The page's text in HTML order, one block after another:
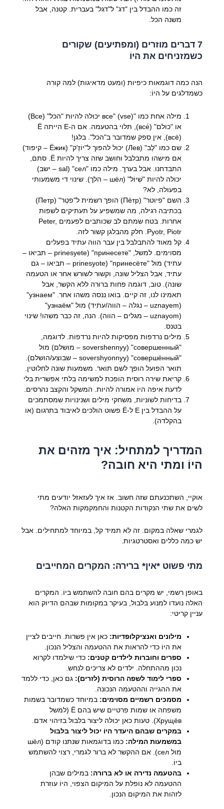
זה כמו ההבדל בין "דג" ל"דגל" בעברית. קטנה, אבל
משנה הכל.
7 דברים מוזרים (ומפתיעים) שקורים
כשמזניחים את היוֹ
הנה כמה דוגמאות כיפיות (ומעט מדאיגות) למה קורה
כשמדלגים על היוֹ:
מילה אחת כמו "все" (vse) יכולה להיות "הכל" (Все)
או "כולם" (все́), תלוי בהטעמה. אם ה-E הייתה Ё
(всё), אין ספק שמדובר ב"הכל". בלגן!
שם כמו "לֶב" (Лев) יכול להפוך ל"יוֹזֶ'ק" (Ёжик – קיפוד)
אם מישהו מתבלבל וחושב שזה צריך להיות Ё. סתם,
התבדחנו. אבל בערך. מילה כמו "сел" (sal – ישב)
יכולה להיות "שְׁיוֹל" (шёл – הלך). שינוי די משמעותי
בפעולה, לא?
השם "פיוטר" (Пётр) הופך רשמית ל"פטְר" (Петр)
בכתיבה רגילה, מה שמשפיע על תעתיקים לשפות
אחרות. בטח שמתם לב שכותבים לפעמים Peter,
Pyotr, Piotr. חלק מהבלגן קשור לזה.
קל מאוד להתבלבל בין עבר הווה עתיד בפעלים
מסוימים. למשל, "принесете" (prinesyete – תביאו –
עתיד) מול "принесёте" (prinesyote – תביאו – גם
עתיד, אבל הצליל שונה, וקשור לשורש אחר או הטעמה
שונה). טוב, דוגמה פחות ברורה ללא הקשר, אבל
תאמינו לנו, זה קיים. בואו ננסה משהו אחר. "узнаем"
(uznayem – נגלה – הווה/עתיד) מול "узнаём"
(uznayom – מגלים – הווה). הנה, זה כבר משהו! שינוי
בטנס.
מילים נרדפות מפסיקות להיות נרדפות. לדוגמה,
"совершенный" (sovershennyy – מושלם) מול
"совершённый" (sovershyonnyy – שבוצע/הושלם).
תואר הפועל הופך לשם תואר. משמעות שונה לחלוטין.
קריאת שירה רוסית הופכת למשימה בלתי אפשרית בלי
לדעת איפה היוֹ אמורה להיות. המשקל והקצב נהרסים.
בדיחות לשוניות, משחקי מילים ושנינויות שמסתמכים
על ההבדל בין Е ל-Ё פשוט הולכים לאיבוד בתרגום (או
בהקלדה).
המדריך למתחיל: איך מזהים את
היוֹ ומתי היא חובה?
אוקיי, השתכנעתם שזה חשוב. אז איך לעזאזל יודעים מתי
לשים את שתי הנקודות הקטנות והחמקמקות האלה?
לגמרי שאלה במקום. זה לא תמיד קל, במיוחד למתחילים. אבל
יש כמה כללים ואסטרטגיות.
מתי פשוט *אין* ברירה: המקרים המחייבים
באופן רשמי, יש מקרים בהם חובה להשתמש ביוֹ. המקרים
האלה נועדו למנוע בלבול, בעיקר במקומות שבהם הדיוק הוא
עניין קריטי:
מילונים ואנציקלופדיות: כאן אין פשרות. חייבים לציין
את היוֹ כדי להראות את ההטעמה והצליל הנכון.
ספרים וחוברות לילדים קטנים: כדי שיִלמדו לקרוא
נכון מההתחלה. ילדים לא צריכים לנחש.
ספרי לימוד לשפה הרוסית (לזרים): גם כאן, כדי ללמד
את ההגייה וההטעמה הנכונה.
מסמכים רשמיים מסוימים: במיוחד כשמדובר בשמות
משפחה או שמות פרטיים שיש בהם Ё (למשל
Хрущёв). טעות כאן יכולה ליצור בלבול בזיהוי אדם.
במקרים שבהם היעדר היוֹ יכול ליצור בלבול
במשמעות המילה:
כמו בדוגמאות שנתנו קודם (шёл
מול сел). אם ההקשר לא ברור לגמרי, רצוי להשתמש
ביוֹ.
בהטעמה נדירה או לא ברורה: במילים שבהן
ההטעמה לא נופלת על המיקום הצפוי, היוֹ עוזרת
לזהות את המיקום הנכון.